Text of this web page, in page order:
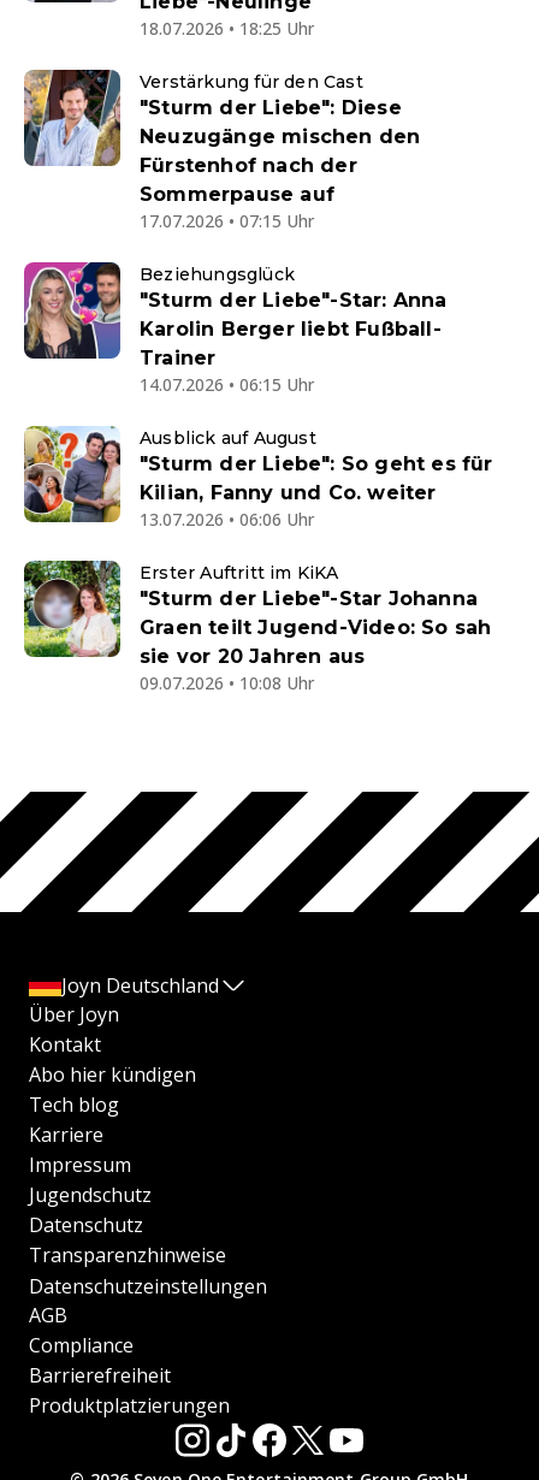
18.07.2026 • 18:25 Uhr
Verstärkung für den Cast
"Sturm der Liebe": Diese
Neuzugänge mischen den
Fürstenhof nach der
Sommerpause auf
17.07.2026 • 07:15 Uhr
Beziehungsglück
"Sturm der Liebe"-Star: Anna
Karolin Berger liebt Fußball-
Trainer
14.07.2026 • 06:15 Uhr
Ausblick auf August
"Sturm der Liebe": So geht es für
Kilian, Fanny und Co. weiter
13.07.2026 • 06:06 Uhr
Erster Auftritt im KiKA
"Sturm der Liebe"-Star Johanna
Graen teilt Jugend-Video: So sah
sie vor 20 Jahren aus
09.07.2026 • 10:08 Uhr
Joyn Deutschland
Über Joyn
Kontakt
Abo hier kündigen
Tech blog
Karriere
Impressum
Jugendschutz
Datenschutz
Transparenzhinweise
Datenschutzeinstellungen
AGB
Compliance
Barrierefreiheit
Produktplatzierungen